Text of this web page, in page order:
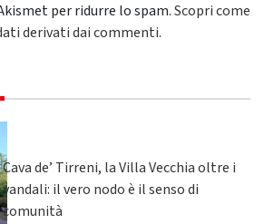
per ridurre lo spam.Scopri come
derivati dai commenti.
Cava de’ Tirreni, la Villa Vecchia oltre i
vandali: il vero nodo è il senso di
comunità